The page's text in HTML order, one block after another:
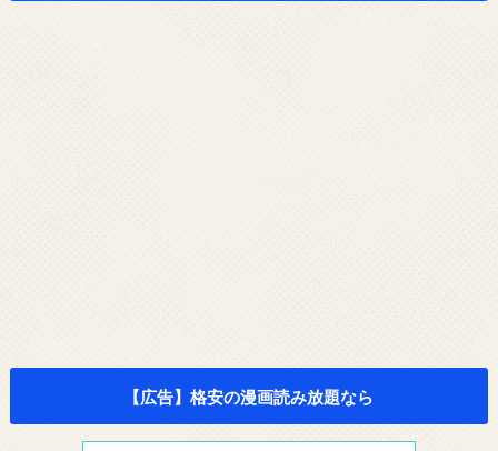
【広告】格安の漫画読み放題なら